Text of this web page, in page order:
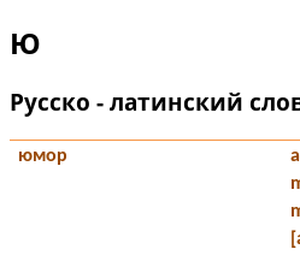
Ю
Русско - латинский
юмор